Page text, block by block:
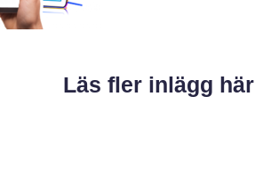
Läs fler inlägg här